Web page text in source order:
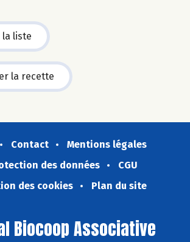
la liste
la recette
Contact
Mentions légales
des données
CGU
des cookies
Plan du site
Biocoop Associative